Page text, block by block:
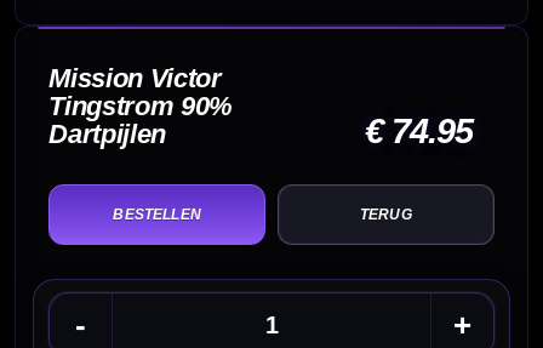
Mission Victor
Tingstrom 90%
Dartpijlen
€ 74.95
TERUG
- +